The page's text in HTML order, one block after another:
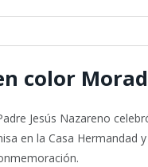
color
Jesús Nazareno
en la Casa